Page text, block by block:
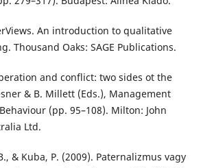
An introduction to qualitative
Thousand Oaks: SAGE Publications.
and conflict: two sides ot the
& B. Millett (Eds.), Management
(pp. 95–108). Milton: John
Ltd.
& Kuba, P. (2009). Paternalizmus vagy